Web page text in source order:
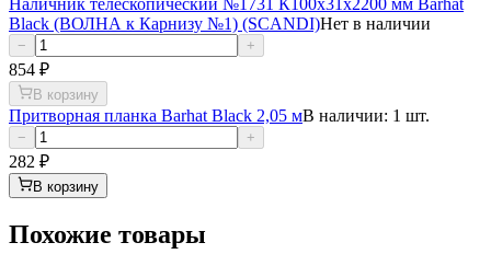
Наличник телескопический №1731 К100х31х2200 мм Barhat
Black (ВОЛНА к Карнизу №1) (SCANDI)Нет в наличии
− +
854 ₽
В корзину
Притворная планка Barhat Black 2,05 мВ наличии: 1 шт.
− +
282 ₽
В корзину
Похожие товары